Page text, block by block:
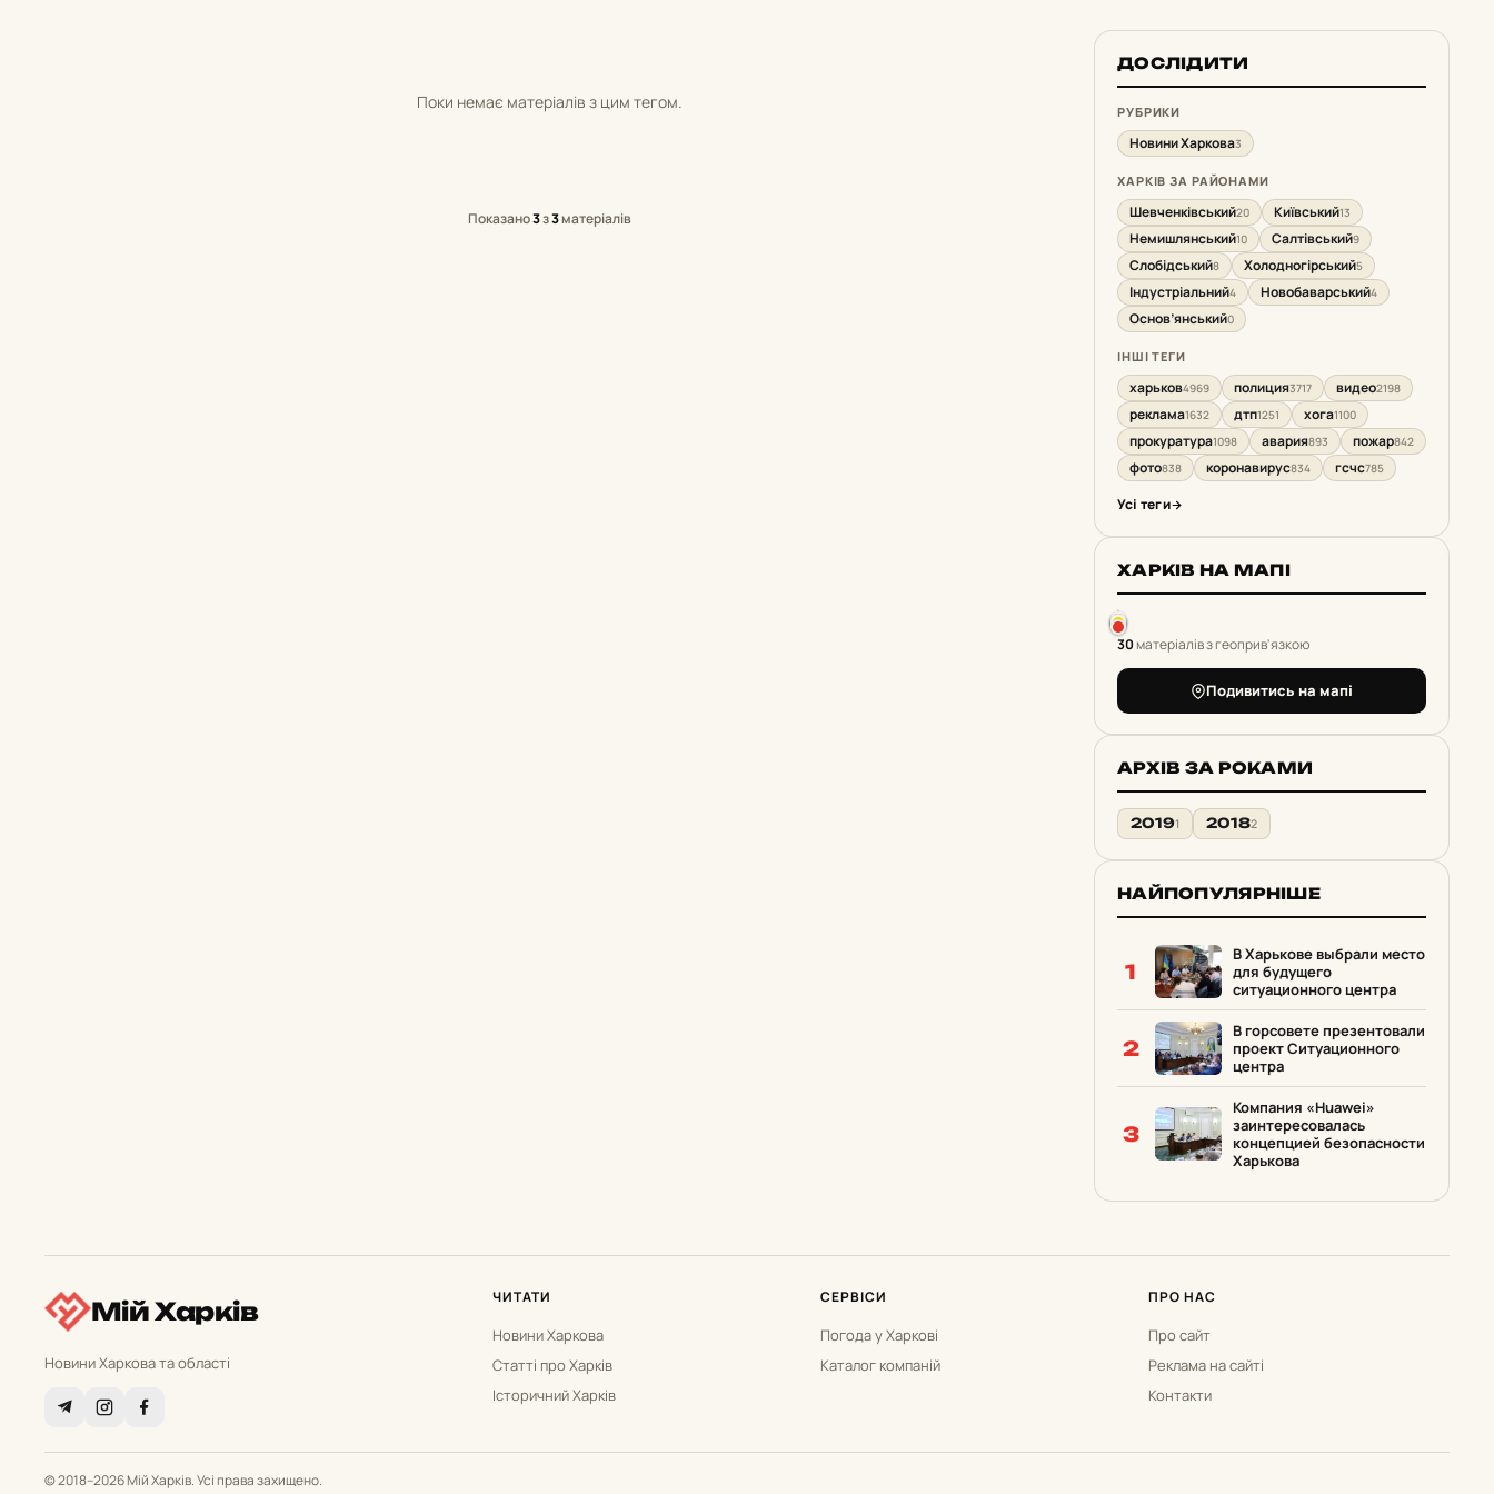
Поки немає матеріалів з цим тегом.
Показано3з3матеріалів
ДОСЛІДИТИ
РУБРИКИ
Новини Харкова3
ХАРКІВ ЗА РАЙОНАМИ
Шевченківський20 Київський13
Немишлянський10 Салтівський9
Слобідський8 Холодногірський5
Індустріальний4 Новобаварський4
Основ’янський0
ІНШІ ТЕГИ
харьков4969 полиция3717 видео2198
реклама1632 дтп1251 хога1100
прокуратура1098 авария893 пожар842
фото838 коронавирус834 гсчс785
Усі теги
ХАРКІВ НА МАПІ
30матеріалів з геоприв'язкою
Подивитись на мапі
АРХІВ ЗА РОКАМИ
20191 20182
НАЙПОПУЛЯРНІШЕ
1
В Харькове выбрали место
для будущего
ситуационного центра
2
В горсовете презентовали
проект Ситуационного
центра
3
Компания «Huawei»
заинтересовалась
концепцией безопасности
Харькова
Мій Харків
Новини Харкова та області
ЧИТАТИ
Новини Харкова
Статті про Харків
Історичний Харків
СЕРВІСИ
Погода у Харкові
Каталог компаній
ПРО НАС
Про сайт
Реклама на сайті
Контакти
© 2018–2026 Мій Харків. Усі права захищено.